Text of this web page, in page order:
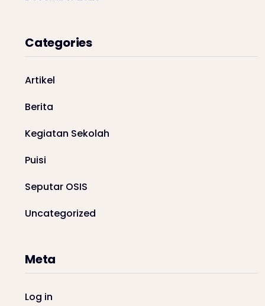
Categories
Artikel
Berita
Kegiatan Sekolah
Puisi
Seputar OSIS
Uncategorized
Meta
Log in